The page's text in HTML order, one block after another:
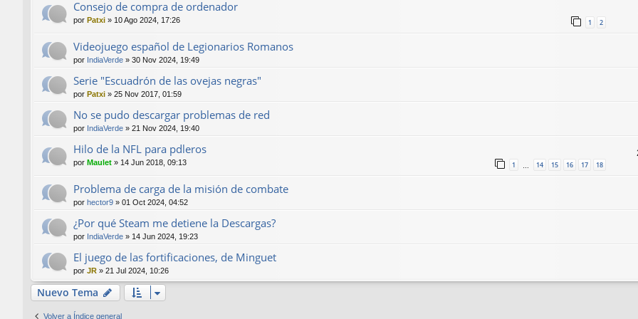
Consejo de compra de ordenador
por Patxi » 10 Ago 2024, 17:26 1 2
Videojuego español de Legionarios Romanos
por IndiaVerde » 30 Nov 2024, 19:49
Serie "Escuadrón de las ovejas negras"
por Patxi » 25 Nov 2017, 01:59
No se pudo descargar problemas de red
por IndiaVerde » 21 Nov 2024, 19:40
Hilo de la NFL para pdleros
por Maulet » 14 Jun 2018, 09:13 1 … 14 15 16 17 18
Problema de carga de la misión de combate
por hector9 » 01 Oct 2024, 04:52
¿Por qué Steam me detiene la Descargas?
por IndiaVerde » 14 Jun 2024, 19:23
El juego de las fortificaciones, de Minguet
por JR » 21 Jul 2024, 10:26
Nuevo Tema
Volver a Índice general